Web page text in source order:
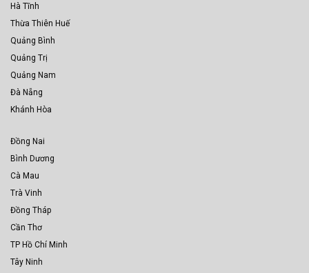
Hà Tĩnh
Thừa Thiên Huế
Quảng Bình
Quảng Trị
Quảng Nam
Đà Nẵng
Khánh Hòa
Đồng Nai
Bình Dương
Cà Mau
Trà Vinh
Đồng Tháp
Cần Thơ
TP Hồ Chí Minh
Tây Ninh